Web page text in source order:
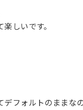
しいです。
デフォルトのままな